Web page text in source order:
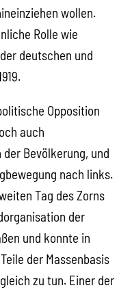
wollen.
Rolle wie
deutschen und
Opposition
auch
Bevölkerung, und
nach links.
Tag des Zorns
der
und konnte in
der Massenbasis
zu tun. Einer der